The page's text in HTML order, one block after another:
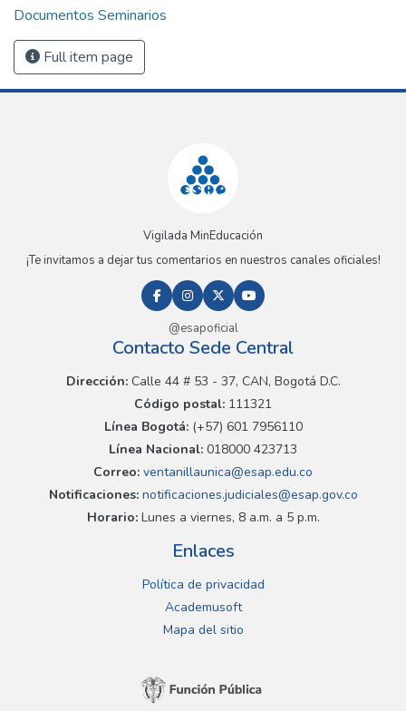
Documentos Seminarios
Full item page
Vigilada MinEducación
¡Te invitamos a dejar tus comentarios en nuestros canales oficiales!
@esapoficial
Contacto Sede Central
Dirección:Calle 44 # 53 - 37, CAN, Bogotá D.C.
Código postal: 111321
Línea Bogotá:(+57) 601 7956110
Línea Nacional: 018000 423713
Correo: ventanillaunica@esap.edu.co
Notificaciones:notificaciones.judiciales@esap.gov.co
Horario:Lunes a viernes, 8 a.m. a 5 p.m.
Enlaces
Política de privacidad
Academusoft
Mapa del sitio